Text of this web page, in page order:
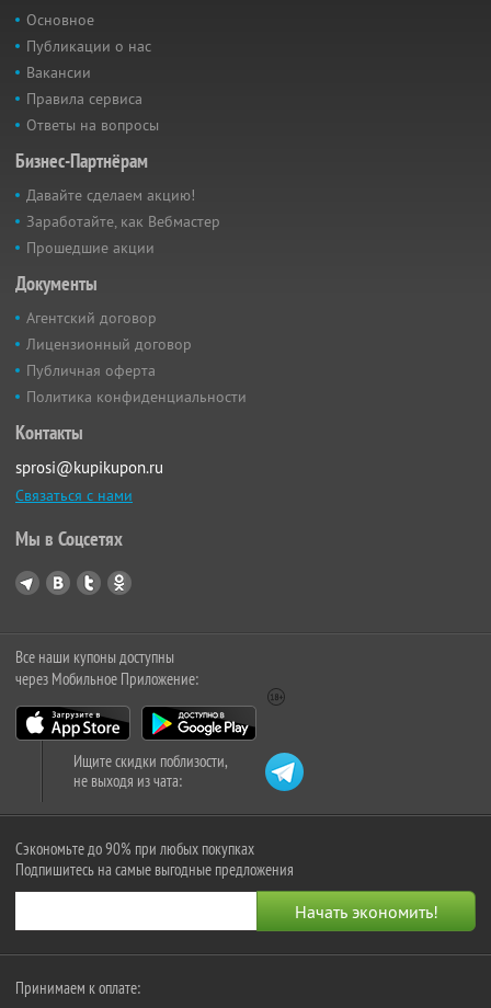
Основное
Публикации о нас
Вакансии
Правила сервиса
Ответы на вопросы
Бизнес-Партнёрам
Давайте сделаем акцию!
Заработайте, как Вебмастер
Прошедшие акции
Документы
Агентский договор
Лицензионный договор
Публичная оферта
Политика конфиденциальности
Контакты
sprosi@kupikupon.ru
Связаться с нами
Мы в Соцсетях
Все наши купоны доступны
через Мобильное Приложение:
Ищите скидки поблизости,
не выходя из чата:
Сэкономьте до 90% при любых покупках
Подпишитесь на самые выгодные предложения
Принимаем к оплате: